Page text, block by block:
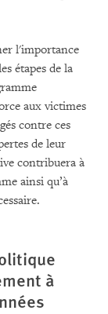
l'importance
étapes de la
aux victimes
contre ces
de leur
contribuera à
ainsi qu’à
à